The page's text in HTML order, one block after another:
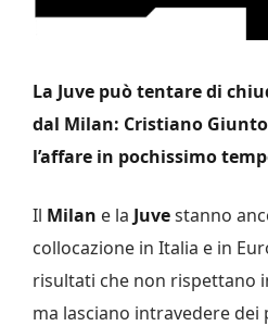
La Juve può tentare di
dal Milan: Cristiano
l’affare in pochissimo
Il Milan e la Juvestanno
collocazione in Italia e in
risultati che non rispettano
ma lasciano intravedere